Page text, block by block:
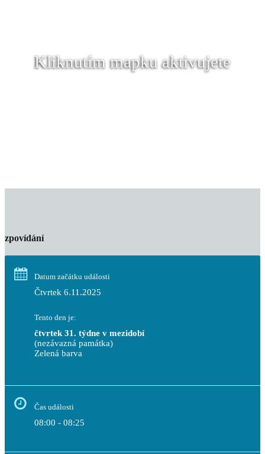
Kliknutím mapku aktivujete
zpovídání
Datum začátku události
Čtvrtek 6.11.2025
Tento den je:
čtvrtek 31. týdne v mezidobí
(nezávazná památka)
Zelená barva
Čas události
08:00 - 08:25